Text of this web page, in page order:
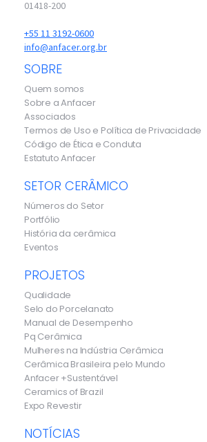
01418-200
+55 11 3192-0600
info@anfacer.org.br
SOBRE
Quem somos
Sobre a Anfacer
Associados
Termos de Uso e Política de Privacidade
Código de Ética e Conduta
Estatuto Anfacer
SETOR CERÂMICO
Números do Setor
Portfólio
História da cerâmica
Eventos
PROJETOS
Qualidade
Selo do Porcelanato
Manual de Desempenho
Pq Cerâmica
Mulheres na Indústria Cerâmica
Cerâmica Brasileira pelo Mundo
Anfacer +Sustentável
Ceramics of Brazil
Expo Revestir
NOTÍCIAS